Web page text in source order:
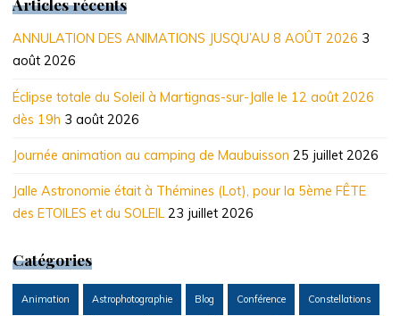
ANNULATION DES ANIMATIONS JUSQU’AU 8 AOÛT 2026 3
août 2026
Éclipse totale du Soleil à Martignas-sur-Jalle le 12 août 2026
dès 19h 3 août 2026
Journée animation au camping de Maubuisson 25 juillet 2026
Jalle Astronomie était à Thémines (Lot), pour la 5ème FÊTE
des ETOILES et du SOLEIL 23 juillet 2026
Catégories
Animation Astrophotographie Blog Conférence Constellations